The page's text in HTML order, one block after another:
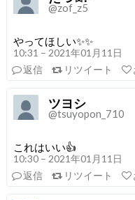
@zof_z5
やってほしい✨✨
10:31 – 2021年01月11日
返信
リツイート
ツヨシ
@tsuyopon_710
これはいい👍
10:30 – 2021年01月11日
返信
リツイート